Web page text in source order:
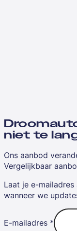
niet te
Ons aanbod
Vergelijkbaar
Laat je e-
wanneer we
E-mailadres *